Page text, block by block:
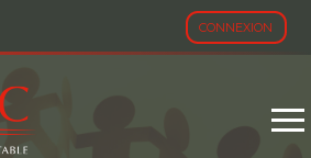
CONNEXION